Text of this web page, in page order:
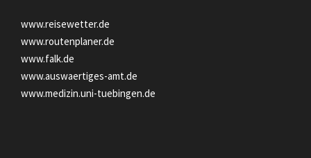
www.reisewetter.de
www.routenplaner.de
www.falk.de
www.auswaertiges-amt.de
www.medizin.uni-tuebingen.de